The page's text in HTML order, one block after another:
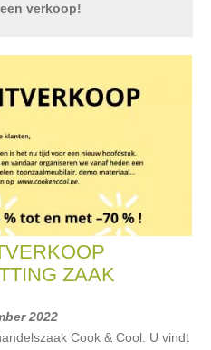
verkoop!
ZAAK
2022
Cook & Cool. U vindt